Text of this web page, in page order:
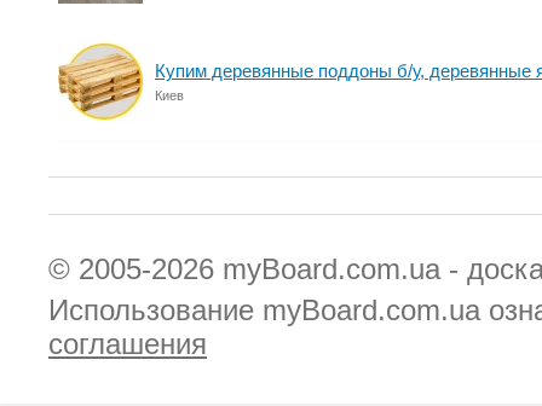
Купим деревянные поддоны б/у, деревянные
Киев
© 2005-2026 myBoard.com.ua -
Использование myBoard.com.ua
соглашения